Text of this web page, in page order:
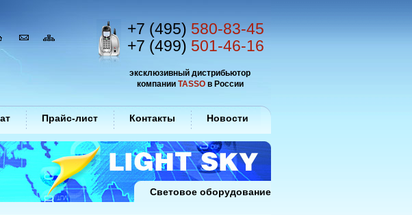
эксклюзивный дистрибьютор
компании TASSOв России
+7 (495) 580-83-45
+7 (499) 501-46-16
Прайс-лист Контакты Новости
Световое оборудование